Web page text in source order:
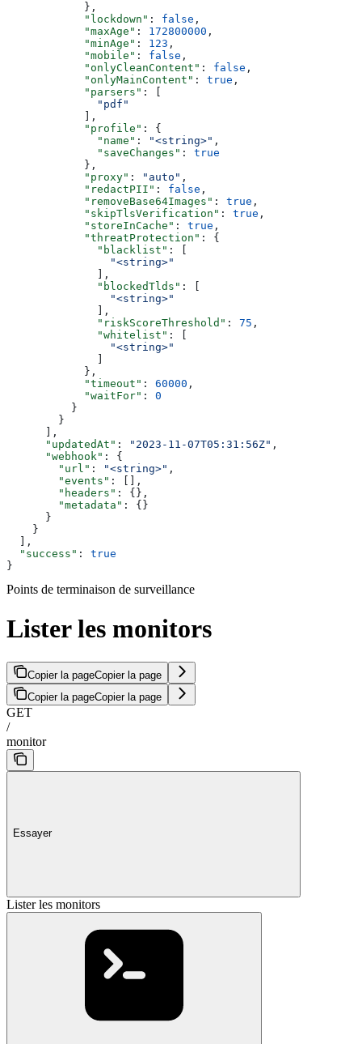
            },
            "lockdown"
: false ,
            "maxAge"
: 172800000 ,
            "minAge"
: 123 ,
            "mobile"
: false ,
            "onlyCleanContent"
: false ,
            "onlyMainContent"
: true ,
            "parsers"
: [
              "pdf"
            ],
            "profile"
: {
              "name"
: "<string>" ,
              "saveChanges"
: true
            },
            "proxy"
: "auto" ,
            "redactPII"
: false ,
            "removeBase64Images"
: true ,
            "skipTlsVerification"
: true ,
            "storeInCache"
: true ,
            "threatProtection"
: {
              "blacklist"
: [
                "<string>"
              ],
              "blockedTlds"
: [
                "<string>"
              ],
              "riskScoreThreshold"
: 75 ,
              "whitelist"
: [
                "<string>"
            },
            "timeout"
: 60000 ,
            "waitFor"
: 0
          }
        }
      ],
      "updatedAt"
: "2023-11-07T05:31:56Z" ,
      "webhook"
: {
        "url"
: "<string>" ,
        "events"
: [],
        "headers"
: {},
        "metadata"
: {}
      }
    }
  ],
  "success"
: true
}
Points de terminaison de surveillance
Lister les monitors
Copier la pageCopier la page
Copier la pageCopier la page
GET
/
monitor
Essayer
Lister les monitors